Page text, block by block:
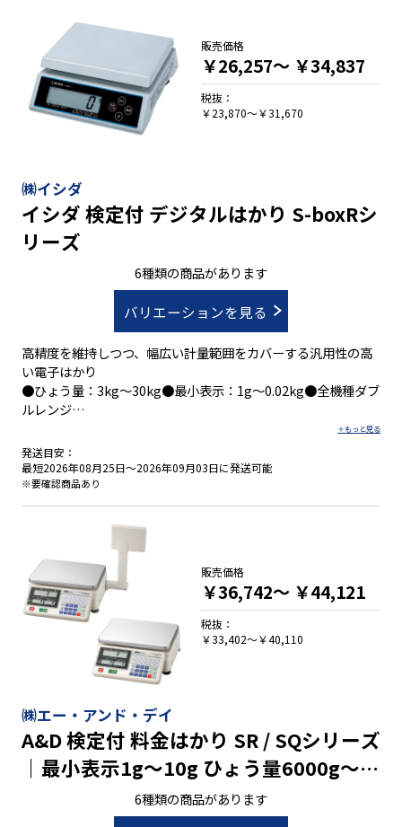
●取引証明用に使用可能な検定付
●選べる表示：片面表示と対面表示
●選べるインターフェイス：無/ＲＳ付/ＵＳＢ付
㈱イシダ
イシダ 検定付 デジタルはかり S-boxRシ
リーズ
6種類の商品があります
バリエーションを見る
高精度を維持しつつ、幅広い計量範囲をカバーする汎用性の高
い電子はかり
●ひょう量：3kg～30kg●最小表示：1g～0.02kg●全機種ダブ
ルレンジ
W286×D363×H102mm●積載面寸法：230×178mm、
280×256mm●片面表示と両面表示の2タイプ●取引証明用は
かり
・全機種ダブルレンジ：従来の２秤量分にあたるワイドな計量
・ＡＣアダプター(標準装備)と乾電池(別売)の2電源仕様
・本体2kg(秤量３kgタイプ) 、本体3.2kg(秤量15・30kgタイ
プ)で軽量
発送目安：
最短2026年08月25日～2026年09月03日に発送可能
※要確認商品あり
販売価格
￥26,257～ ￥34,837
税抜：
￥23,870～￥31,670
㈱エー・アンド・デイ
A&D 検定付 料金はかり SR / SQシリーズ
｜最小表示1g～10g ひょう量6000g～
6種類の商品があります
販売価格
￥36,742～ ￥44,121
税抜：
￥33,402～￥40,110